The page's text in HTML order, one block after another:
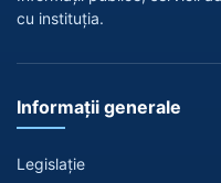
cu instituția.
Informații generale
Legislație